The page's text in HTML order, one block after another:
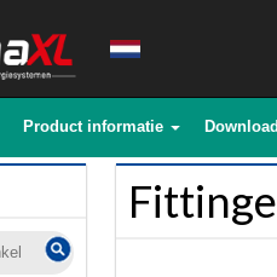
Product informatie